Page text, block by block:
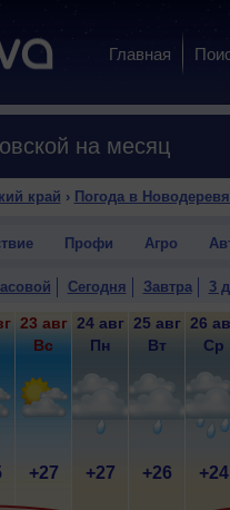
Главная
на месяц
край › Погода в
Профи Агро
Сегодня Завтра 3
23 авг
Вс
+27
24 авг
Пн
+27
25 авг
Вт
+26
26
Ср
+24